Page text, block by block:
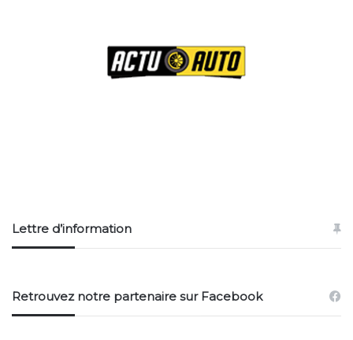
Lettre d’information
Retrouvez notre partenaire sur Facebook